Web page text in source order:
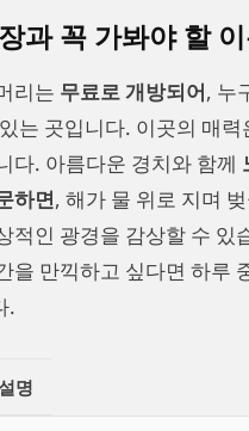
과 꼭 가봐야 할
리는 무료로 개방되어, 누
는 곳입니다. 이곳의 매력
다. 아름다운 경치와 함께
하면, 해가 물 위로 지며
적인 광경을 감상할 수 있
을 만끽하고 싶다면 하루
.
명